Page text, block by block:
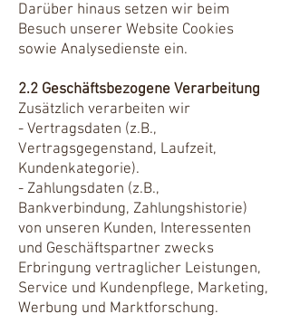
Darüber hinaus setzen wir beim
Besuch unserer Website Cookies
sowie Analysedienste ein.
2.2 Geschäftsbezogene Verarbeitung
Zusätzlich verarbeiten wir
- Vertragsdaten (z.B.,
Vertragsgegenstand, Laufzeit,
Kundenkategorie).
- Zahlungsdaten (z.B.,
Bankverbindung, Zahlungshistorie)
von unseren Kunden, Interessenten
und Geschäftspartner zwecks
Erbringung vertraglicher Leistungen,
Service und Kundenpflege, Marketing,
Werbung und Marktforschung.